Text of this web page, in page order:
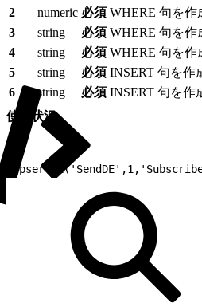
2
numeric 必須 WHERE 句を
3
string 必須 WHERE 句を作
4
string 必須 WHERE 句を
5
string 必須 INSERT 句を作
6
string 必須 INSERT 句を作
使用状況